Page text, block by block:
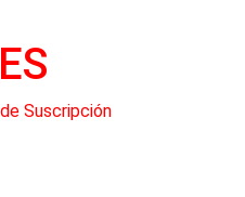
Suscripción